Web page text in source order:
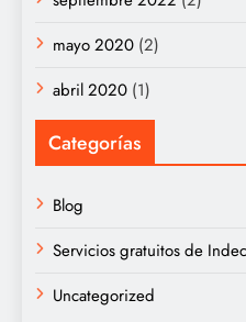
mayo 2020 (2)
abril 2020 (1)
Categorías
Blog
Servicios gratuitos de
Uncategorized